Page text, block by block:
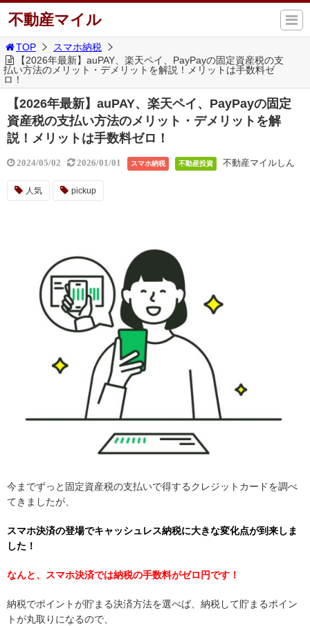
不動産マイル
TOP
スマホ納税
【2026年最新】auPAY、楽天ペイ、PayPayの固定資産税の支
払い方法のメリット・デメリットを解説！メリットは手数料ゼ
ロ！
【2026年最新】auPAY、楽天ペイ、PayPayの固定
資産税の支払い方法のメリット・デメリットを解
説！メリットは手数料ゼロ！
2024/05/02 2026/01/01 スマホ納税 不動産投資 不動産マイルしん
人気 pickup
今までずっと固定資産税の支払いで得するクレジットカードを調べ
てきましたが、
スマホ決済の登場でキャッシュレス納税に大きな変化点が到来しま
した！
なんと、スマホ決済では納税の手数料がゼロ円です！
納税でポイントが貯まる決済方法を選べば、納税して貯まるポイン
トが丸取りになるので、